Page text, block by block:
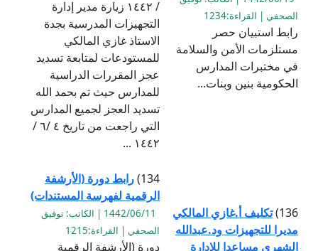
الصحفي | القراءة:1234
رابط استبيان حصر
مستلزمات الأمن والسلامة
في مختبرات المدارس
الحكومية بنين وبنات...
/ ١٤٤٢ زيارة مدير إدارة
التجهيزات المدرسية بجدة
الاستاذ غازي المالكي
للمستودعات لمتابعة تسديد
عجز المقررات الدراسية
للمدارس حيث تم بحمد الله
تسديد العجز لجميع المدارس
التي راجعت من تاريخ ٤ /٦ /
١٤٤٢ ...
136) تكليف أ.غازي المالكي
مديرا للتجهيزات ود.عبدالله
الشهري مساعدا للإدارة
134) رابط دورة (الأرشفة
الرقمية لفهرسة المستندات)
1442/06/11 | الكاتب: توفيق
الصحفي | القراءة:1215
دورة (الأرشفة الرقمية